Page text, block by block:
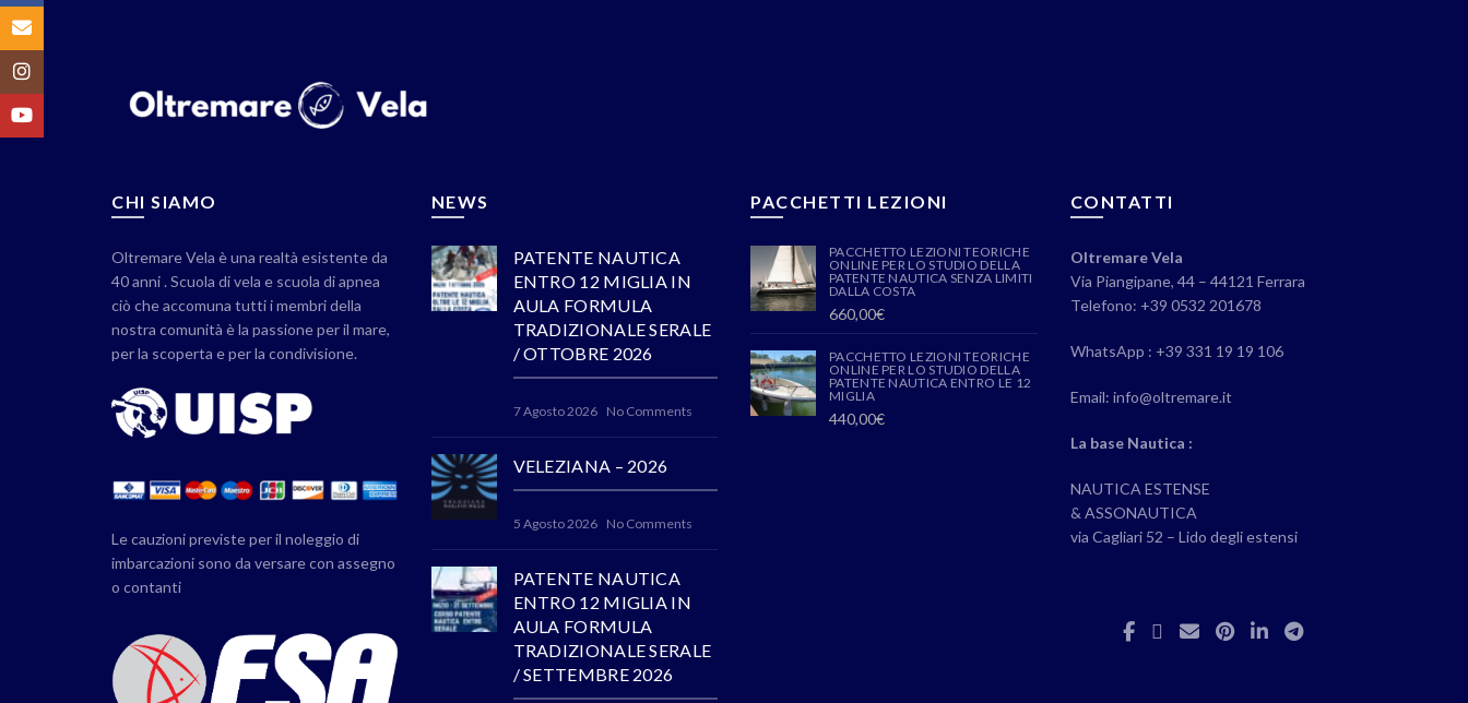
CHI SIAMO
Oltremare Vela è una realtà esistente da
40 anni . Scuola di vela e scuola di apnea
ciò che accomuna tutti i membri della
nostra comunità è la passione per il mare,
per la scoperta e per la condivisione.
Le cauzioni previste per il noleggio di
imbarcazioni sono da versare con assegno
o contanti
NEWS
PATENTE NAUTICA
ENTRO 12 MIGLIA IN
AULA FORMULA
TRADIZIONALE SERALE
/ OTTOBRE 2026
7 Agosto 2026 No Comments
VELEZIANA – 2026
5 Agosto 2026 No Comments
PATENTE NAUTICA
ENTRO 12 MIGLIA IN
AULA FORMULA
TRADIZIONALE SERALE
/ SETTEMBRE 2026
PACCHETTI LEZIONI
PACCHETTO LEZIONI TEORICHE
ONLINE PER LO STUDIO DELLA
PATENTE NAUTICA SENZA LIMITI
DALLA COSTA
660,00€
PACCHETTO LEZIONI TEORICHE
ONLINE PER LO STUDIO DELLA
PATENTE NAUTICA ENTRO LE 12
MIGLIA
440,00€
CONTATTI
Oltremare Vela
Via Piangipane, 44 – 44121 Ferrara
Telefono: +39 0532 201678
WhatsApp : +39 331 19 19 106
Email: info@oltremare.it
La base Nautica :
NAUTICA ESTENSE
& ASSONAUTICA
via Cagliari 52 – Lido degli estensi